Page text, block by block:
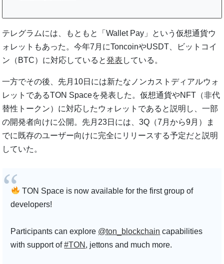
テレグラムには、もともと「Wallet Pay」という仮想通貨ウ
ォレットもあった。今年7月にToncoinやUSDT、ビットコイ
ン（BTC）に対応していると発表 している。
一方でその後、先月10日には新たなノンカストディアルウォ
レットであるTON Spaceを発表した。仮想通貨やNFT（非代
替性トークン）に対応したウォレットであると説明し、一部
の開発者向けに公開。先月23日には、3Q（7月から9月）ま
でに既存のユーザー向けに完全にリリースする予定だと説明
していた。
TON Space is now available for the first group of
developers!
Participants can explore @ton_blockchain capabilities
with support of#TON , jettons and much more.